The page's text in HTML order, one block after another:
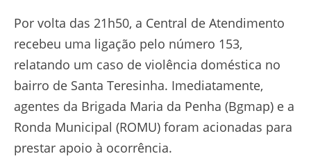
Por volta das 21h50, a Central de Atendimento
recebeu uma ligação pelo número 153,
relatando um caso de violência doméstica no
bairro de Santa Teresinha. Imediatamente,
agentes da Brigada Maria da Penha (Bgmap) e a
Ronda Municipal (ROMU) foram acionadas para
prestar apoio à ocorrência.